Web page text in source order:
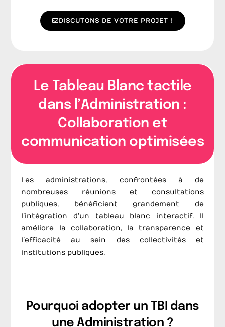
DISCUTONS DE VOTRE PROJET !
Le Tableau Blanc tactile
dans l’Administration :
Collaboration et
communication optimisées
Les administrations, confrontées à de
nombreuses réunions et consultations
publiques, bénéficient grandement de
l’intégration d’un tableau blanc interactif. Il
améliore la collaboration, la transparence et
l’efficacité au sein des collectivités et
institutions publiques.
Pourquoi adopter un TBI dans
une Administration ?